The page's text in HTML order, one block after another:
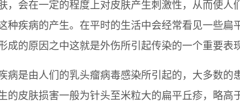
，会在一定的程度上对皮肤产生刺激性，从而使人
种疾病的产生。在平时的生活中会经常看见一些扁
成的原因之中这就是外伤所引起传染的一个重要表现
病是由人们的乳头瘤病毒感染所引起的，大多数的
的皮肤损害一般为针头至米粒大的扁平丘疹，略高